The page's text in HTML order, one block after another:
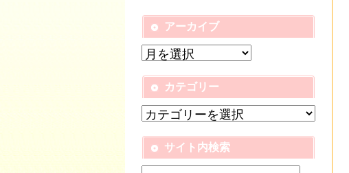
アーカイブ
カテゴリー
サイト内検索